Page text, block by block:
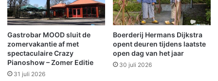
d
e
l
i
j
k
e
r
h
o
t
e
n
Gastrobar MOOD sluit de
zomervakantie af met
spectaculaire Crazy
Pianoshow – Zomer Editie
31 juli 2026
Boerderij Hermans Dijkstra
opent deuren tijdens laatste
open dag van het jaar
30 juli 2026